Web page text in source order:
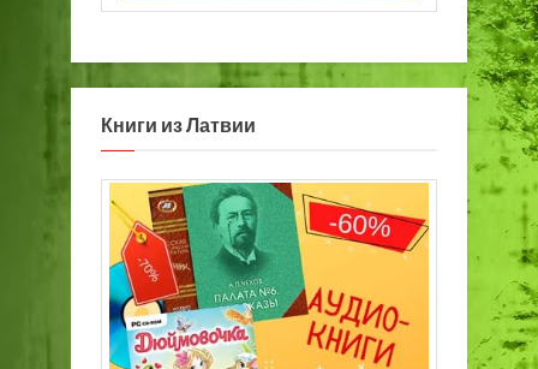
Книги из Латвии